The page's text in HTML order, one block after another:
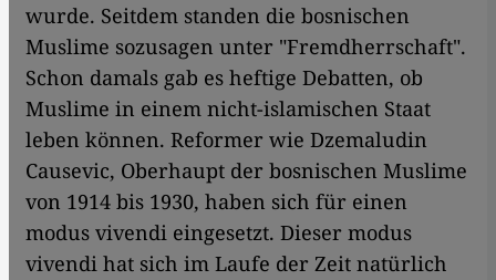
wurde. Seitdem standen die bosnischen
Muslime sozusagen unter "Fremdherrschaft".
Schon damals gab es heftige Debatten, ob
Muslime in einem nicht-islamischen Staat
leben können. Reformer wie Dzemaludin
Causevic, Oberhaupt der bosnischen Muslime
von 1914 bis 1930, haben sich für einen
modus vivendi eingesetzt. Dieser modus
vivendi hat sich im Laufe der Zeit natürlich